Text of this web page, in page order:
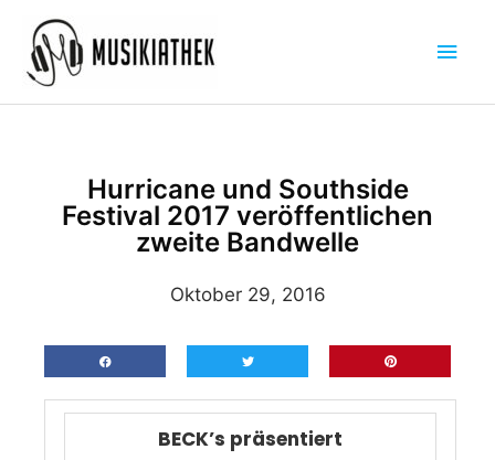
Inhalt
springen
Hurricane und Southside
Festival 2017 veröffentlichen
zweite Bandwelle
Oktober 29, 2016
BECK’s präsentiert